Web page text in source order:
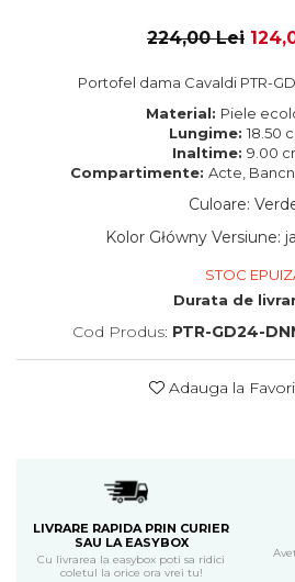
224,00 Lei
Portofel dama Cavaldi PTR-
Material: Piele
Lungime: 18.50
Inaltime: 9.00
Compartimente: Acte,
Culoare:
Kolor Główny Versiune:
STOC
Durata de
Cod Produs: PTR-GD24-
Adauga la
LIVRARE RAPIDA PRIN CURIER
SAU LA EASYBOX
Cu livrarea la easybox poti sa ridici
coletul la orice ora vrei tu!